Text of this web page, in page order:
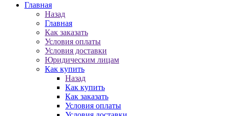
Главная
Назад
Главная
Как заказать
Условия оплаты
Условия доставки
Юридическим лицам
Как купить
Назад
Как купить
Как заказать
Условия оплаты